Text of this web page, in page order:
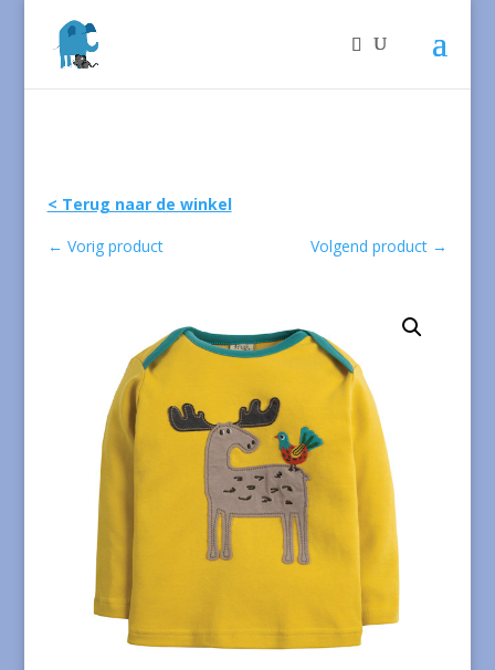
< Terug naar de winkel
← Vorig product Volgend product →